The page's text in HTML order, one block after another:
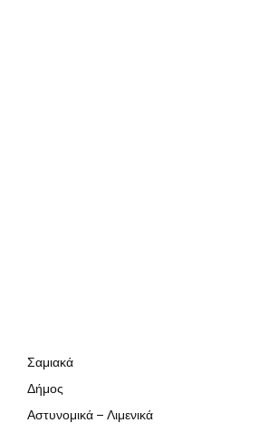
Σαμιακά
Δήμος
Αστυνομικά – Λιμενικά